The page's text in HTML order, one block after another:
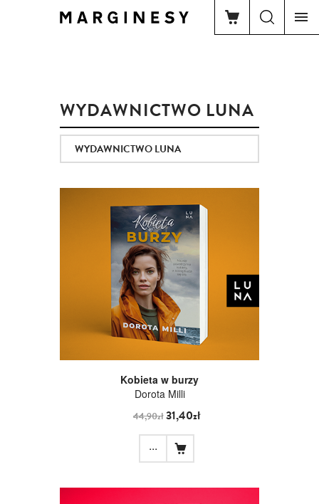
WYDAWNICTWO LUNA
WYDAWNICTWO LUNA
Kobieta w burzy
Dorota Milli
44,90zł31,40zł
...